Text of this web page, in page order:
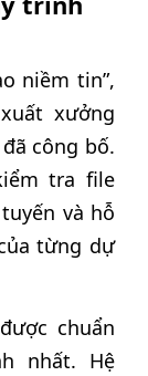
niềm tin”,
xưởng
công bố.
tra file
và hỗ
từng dự
chuẩn
nhất. Hệ